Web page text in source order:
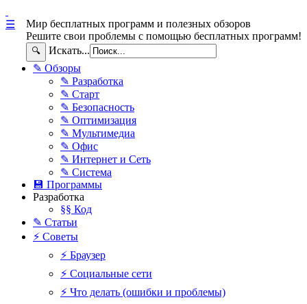
Мир бесплатных программ и полезных обзоров
Решите свои проблемы с помощью бесплатных программ!
🔍 Искать...
☰
✎ Обзоры
✎ Разработка
✎ Старт
✎ Безопасность
✎ Оптимизация
✎ Мультимедиа
✎ Офис
✎ Интернет и Сеть
✎ Система
💾 Программы
Разработка
§§ Код
✎ Статьи
⚡ Советы
⚡ Браузер
⚡ Социальные сети
⚡ Что делать (ошибки и проблемы)